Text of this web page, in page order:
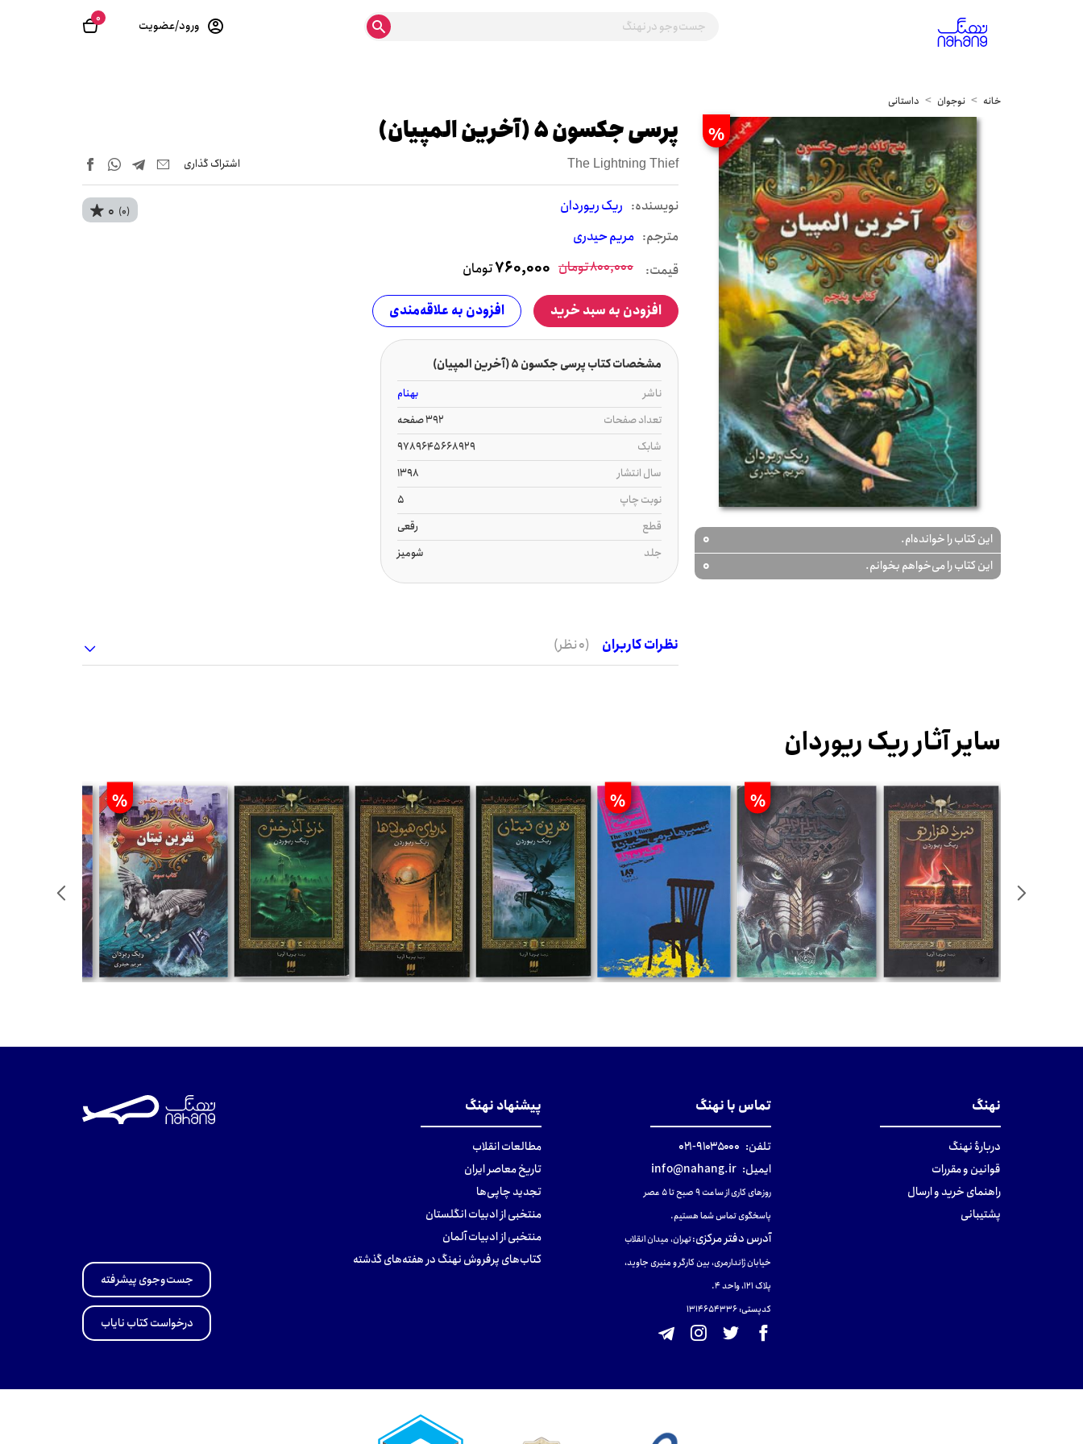
0 ورود/عضویت
خانه نوجوان داستانی
%
این کتاب را خوانده‌ام. 0
این کتاب را می‌خواهم بخوانم. 0
پرسی جکسون 5 (آخرین المپیان)
The Lightning Thief اشتراک‌ گذاری
نويسنده: ریک ریوردان
مترجم: مریم حیدری
0 (0)
قیمت: 800,000تومان 760,000تومان
افزودن به سبد خرید افزودن به علاقه‌مندی
مشخصات کتاب پرسی جکسون 5 (آخرین المپیان)
ناشر
بهنام
تعداد صفحات
392 صفحه
شابک
9789645668929
سال انتشار
1398
نوبت چاپ
5
قطع
رقعی
جلد
شومیز
نظرات کاربران (0 نظر)
سایر آثار ریک ریوردان
%
%
%
نهنگ
دربارهٔ نهنگ
قوانین و مقررات
راهنمای خرید و ارسال
پشتیبانی
تماس با نهنگ
تلفن: ۹۱۰۳۵۰۰۰-۰۲۱
ایمیل: info@nahang.ir
روزهای کاری از ساعت ۹ صبح تا ۵ عصر
پاسخگوی تماس شما هستیم.
آدرس دفتر مرکزی:تهران، میدان انقلاب
خیابان ژاندارمری، بین کارگر و منیری جاوید،
پلاک 121، واحد ۴.
کدپستی: 131465433۶
پیشنهاد نهنگ
مطالعات انقلاب
تاریخ معاصر ایران
تجدید چاپی‌ها
منتخبی از ادبیات انگلستان
منتخبی از ادبیات آلمان
کتاب‌های پرفروش نهنگ در هفته‌های گذشته
جست‌وجوی پیشرفته
درخواست کتاب نایاب